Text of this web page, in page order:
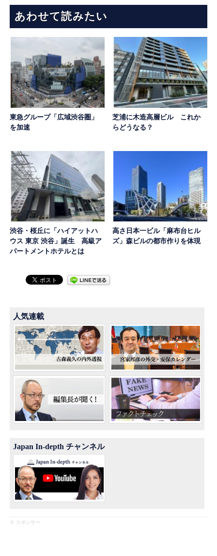
あわせて読みたい
東急グループ「広域渋谷圏」
を加速
芝浦に木造高層ビル これか
らどうなる？
渋谷・桜丘に「ハイアットハ
ウス 東京 渋谷」誕生 高級ア
パートメントホテルとは
高さ日本一ビル「麻布台ヒル
ズ」森ビルの都市作りを体現
人気連載
Japan In-depth チャンネル
※ スポンサー